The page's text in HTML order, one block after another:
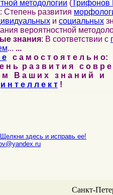
методологии (Трифонов
: Степень развития
и социальных
вероятностной
знания: В соответствии с
... ...
е с а м о с т о я т е л ь н о:
н ь р а з в и т и я с о в р
В а ш и х з н а н и й и
и н т е л л е к т !
Щелкни здесь и исправь ее!
Санкт-